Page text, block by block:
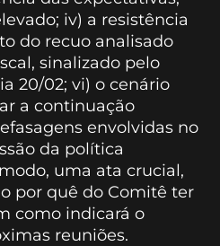
iv) a resistência
do recuo analisado
sinalizado pelo
20/02; vi) o cenário
a continuação
envolvidas no
da política
uma ata crucial,
por quê do Comitê ter
como indicará o
reuniões.